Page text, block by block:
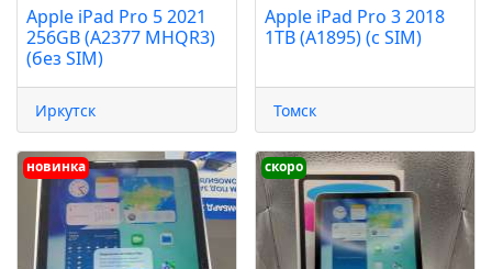
Apple iPad Pro 5 2021
256GB (A2377 MHQR3)
(без SIM)
Иркутск
Apple iPad Pro 3 2018
1TB (A1895) (c SIM)
Томск
новинка скоро